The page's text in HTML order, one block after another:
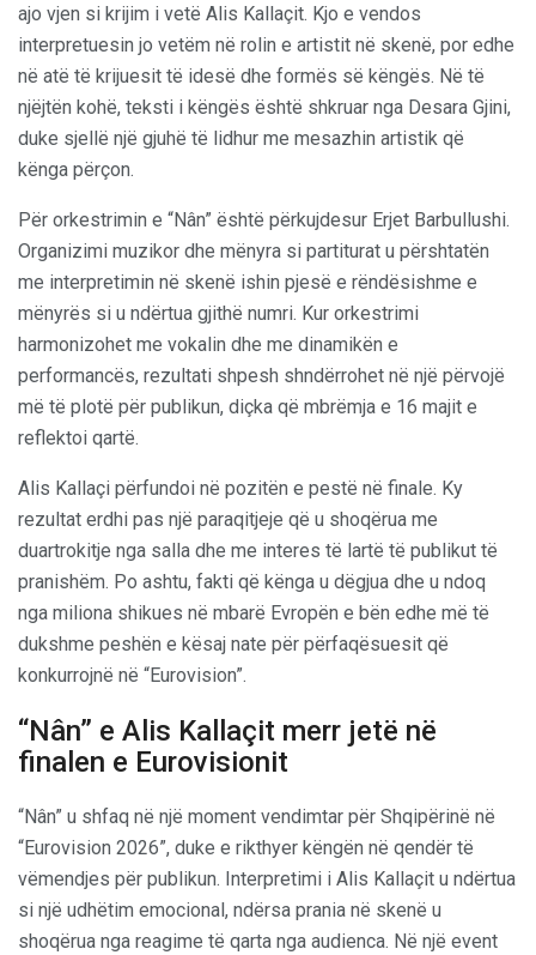
ajo vjen si krijim i vetë Alis Kallaçit. Kjo e vendos
interpretuesin jo vetëm në rolin e artistit në skenë, por edhe
në atë të krijuesit të idesë dhe formës së këngës. Në të
njëjtën kohë, teksti i këngës është shkruar nga Desara Gjini,
duke sjellë një gjuhë të lidhur me mesazhin artistik që
kënga përçon.
Për orkestrimin e “Nân” është përkujdesur Erjet Barbullushi.
Organizimi muzikor dhe mënyra si partiturat u përshtatën
me interpretimin në skenë ishin pjesë e rëndësishme e
mënyrës si u ndërtua gjithë numri. Kur orkestrimi
harmonizohet me vokalin dhe me dinamikën e
performancës, rezultati shpesh shndërrohet në një përvojë
më të plotë për publikun, diçka që mbrëmja e 16 majit e
reflektoi qartë.
Alis Kallaçi përfundoi në pozitën e pestë në finale. Ky
rezultat erdhi pas një paraqitjeje që u shoqërua me
duartrokitje nga salla dhe me interes të lartë të publikut të
pranishëm. Po ashtu, fakti që kënga u dëgjua dhe u ndoq
nga miliona shikues në mbarë Evropën e bën edhe më të
dukshme peshën e kësaj nate për përfaqësuesit që
konkurrojnë në “Eurovision”.
“Nân” e Alis Kallaçit merr jetë në
finalen e Eurovisionit
“Nân” u shfaq në një moment vendimtar për Shqipërinë në
“Eurovision 2026”, duke e rikthyer këngën në qendër të
vëmendjes për publikun. Interpretimi i Alis Kallaçit u ndërtua
si një udhëtim emocional, ndërsa prania në skenë u
shoqërua nga reagime të qarta nga audienca. Në një event